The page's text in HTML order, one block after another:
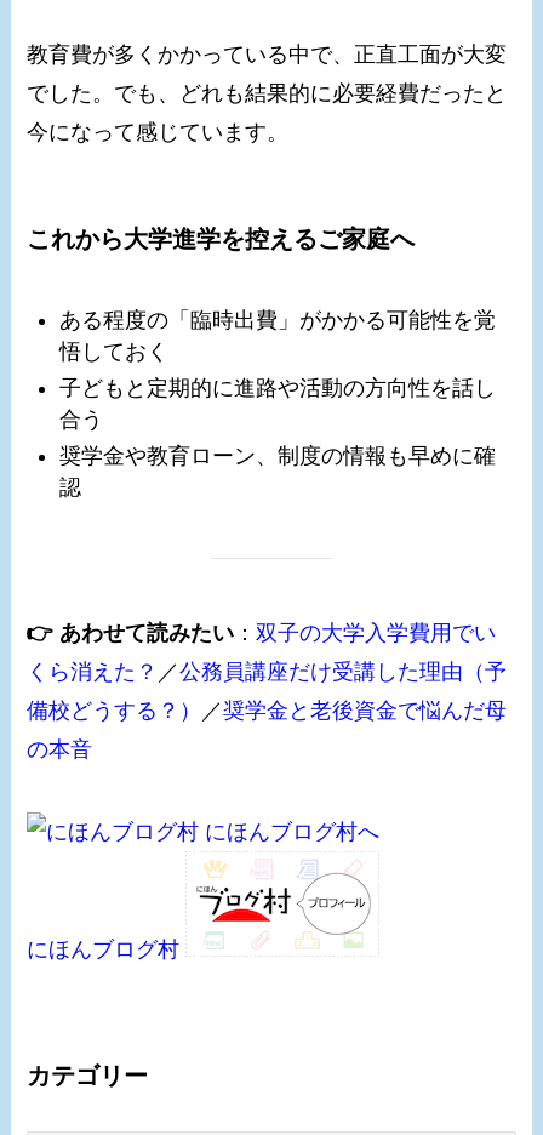
教育費が多くかかっている中で、正直工面が大変
でした。でも、どれも結果的に必要経費だったと
今になって感じています。
これから大学進学を控えるご家庭へ
ある程度の「臨時出費」がかかる可能性を覚
悟しておく
子どもと定期的に進路や活動の方向性を話し
合う
奨学金や教育ローン、制度の情報も早めに確
認
👉 あわせて読みたい ：双子の大学入学費用でい
くら消えた？ ／公務員講座だけ受講した理由（予
備校どうする？）
／奨学金と老後資金で悩んだ母
の本音
にほんブログ村
カテゴリー